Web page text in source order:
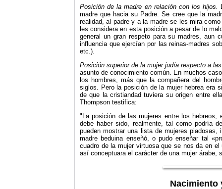
Posición de la madre en relación con los hijos.
madre que hacia su Padre. Se cree que la
realidad, al padre y a la madre se les mira
les considera en esta posición a pesar de lo
general un gran respeto para su madres, aun
influencia que ejercían por las reinas-madres
etc.).
Posición superior de la mujer judía respecto a
asunto de conocimiento común. En muchos
los hombres, más que la compañera del
siglos. Pero la posición de la mujer hebrea era
de que la cristiandad tuviera su origen entre
Thompson testifica:
"La posición de las mujeres entre los
debe haber sido, realmente, tal como podría
pueden mostrar una lista de mujeres
madre beduina enseñó, o pudo enseñar tal
cuadro de la mujer virtuosa que se nos da en
así conceptuara el carácter de una mujer árabe,
Nacimiento